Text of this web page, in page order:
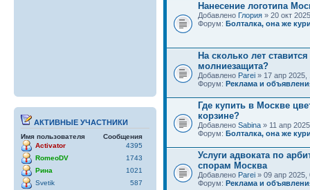
АКТИВНЫЕ УЧАСТНИКИ
Имя пользователя
Сообщения
Activator
4395
RomeoDV
1743
Рина
1021
Svetik
587
Нанесение логотипа
Добавлено Глория » 20 окт
Форум: Болталка, она же
На сколько лет ставится
молниезащита?
Добавлено Parei » 17 апр 2025,
Форум: Реклама и
Где купить в Москве
корзине?
Добавлено Sabina » 11 апр
Форум: Болталка, она же
Услуги адвоката по
спорам Москва
Добавлено Parei » 09 апр 2025,
Форум: Реклама и